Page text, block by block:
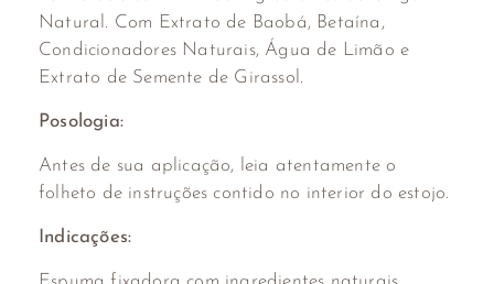
Natural. Com Extrato de Baobá, Betaína,
Condicionadores Naturais, Água de Limão e
Extrato de Semente de Girassol.
Posologia:
Antes de sua aplicação, leia atentamente o
folheto de instruções contido no interior do estojo.
Indicações: